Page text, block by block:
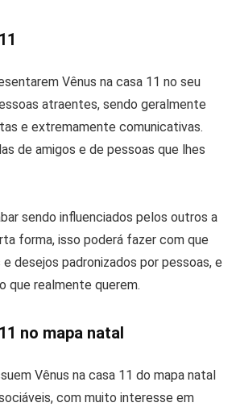
Vênus na casa 11 no seu
atraentes, sendo geralmente
e extremamente comunicativas.
de amigos e de pessoas que lhes
sendo influenciados pelos outros a
forma, isso poderá fazer com que
desejos padronizados por pessoas, e
que realmente querem.
no mapa natal
Vênus na casa 11 do mapa natal
com muito interesse em